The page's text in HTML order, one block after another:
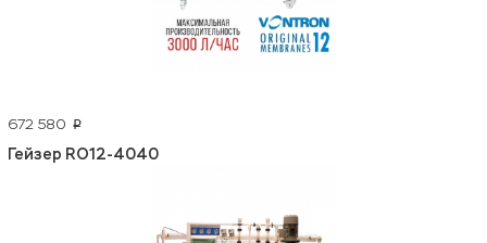
672 580 p
Гейзер RO12-4040